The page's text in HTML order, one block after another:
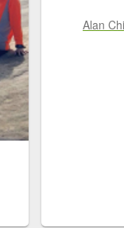
Alan